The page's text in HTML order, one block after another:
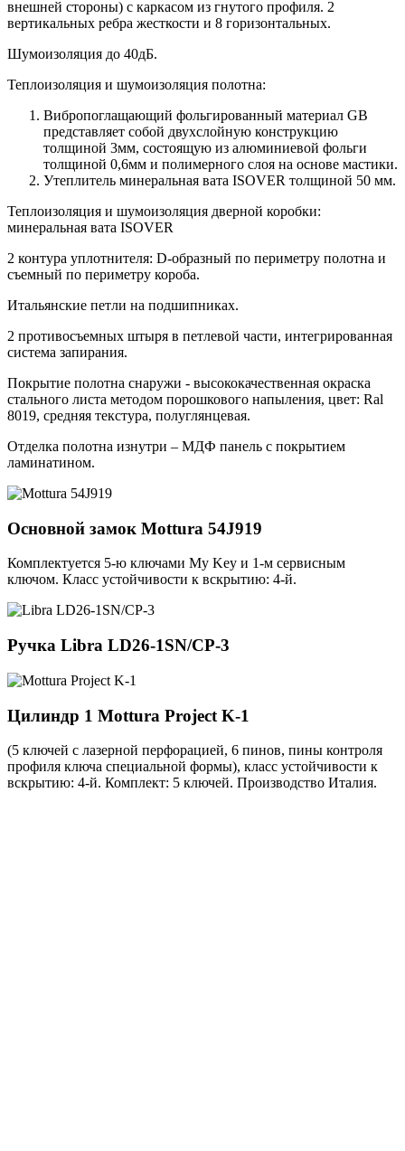
внешней стороны) c каркасом из гнутого профиля. 2
вертикальных ребра жесткости и 8 горизонтальных.
Шумоизоляция до 40дБ.
Теплоизоляция и шумоизоляция полотна:
Вибропоглащающий фольгированный материал GB
представляет собой двухслойную конструкцию
толщиной 3мм, состоящую из алюминиевой фольги
толщиной 0,6мм и полимерного слоя на основе мастики.
Утеплитель минеральная вата ISOVER толщиной 50 мм.
Теплоизоляция и шумоизоляция дверной коробки:
минеральная вата ISOVER
2 контура уплотнителя: D-образный по периметру полотна и
съемный по периметру короба.
Итальянские петли на подшипниках.
2 противосъемных штыря в петлевой части, интегрированная
система запирания.
Покрытие полотна снаружи - высококачественная окраска
стального листа методом порошкового напыления, цвет: Ral
8019, средняя текстура, полуглянцевая.
Отделка полотна изнутри – МДФ панель с покрытием
ламинатином.
Основной замок Mottura 54J919
Комплектуется 5-ю ключами My Key и 1-м сервисным
ключом. Класс устойчивости к вскрытию: 4-й.
Ручка Libra LD26-1SN/CP-3
Цилиндр 1 Mottura Project K-1
(5 ключей с лазерной перфорацией, 6 пинов, пины контроля
профиля ключа специальной формы), класс устойчивости к
вскрытию: 4-й. Комплект: 5 ключей. Производство Италия.